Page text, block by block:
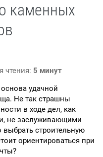
каменных
чтения: 5 минут
удачной
Не так страшны
в ходе дел, как
не заслуживающими
строительную
ориентироваться при